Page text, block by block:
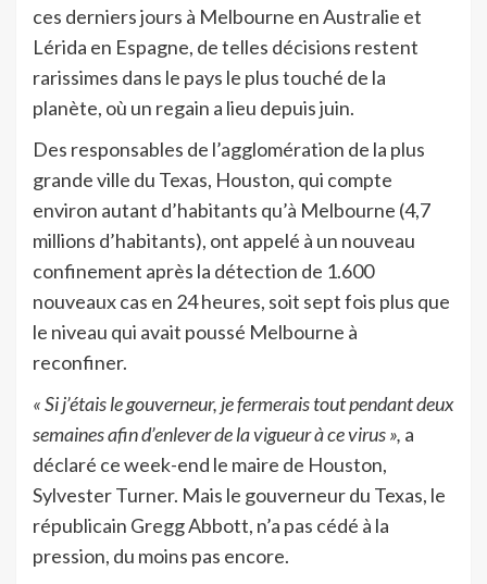
ces derniers jours à Melbourne en Australie et
Lérida en Espagne, de telles décisions restent
rarissimes dans le pays le plus touché de la
planète, où un regain a lieu depuis juin.
Des responsables de l’agglomération de la plus
grande ville du Texas, Houston, qui compte
environ autant d’habitants qu’à Melbourne (4,7
millions d’habitants), ont appelé à un nouveau
confinement après la détection de 1.600
nouveaux cas en 24 heures, soit sept fois plus que
le niveau qui avait poussé Melbourne à
reconfiner.
« Si j’étais le gouverneur, je fermerais tout pendant deux
semaines afin d’enlever de la vigueur à ce virus », a
déclaré ce week-end le maire de Houston,
Sylvester Turner. Mais le gouverneur du Texas, le
républicain Gregg Abbott, n’a pas cédé à la
pression, du moins pas encore.